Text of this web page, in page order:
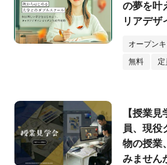
の夢を叶
リアデザ
オープン
無料 定
【授業
員、現役
物の授業
みません